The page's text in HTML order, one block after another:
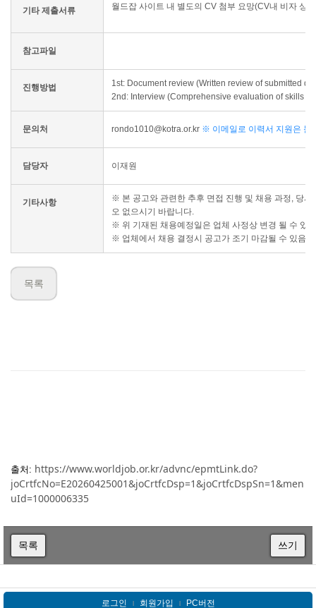
기타 제출서류 월드잡 사이트 내 별도의 CV 첨부 요망(CV내 비자 상
참고파일
진행방법
1st: Document review (Written review of submitted
2nd: Interview (Comprehensive evaluation of skills
문의처 rondo1010@kotra.or.kr ※ 이메일로 이력서 지원은 불
담당자 이재원
기타사항
※ 본 공고와 관련한 추후 면접 진행 및 채용 과정, 당
오 없으시기 바랍니다.
※ 위 기재된 채용예정일은 업체 사정상 변경 될 수 있
※ 업체에서 채용 결정시 공고가 조기 마감될 수 있음
목록
출처: https://www.worldjob.or.kr/advnc/epmtLink.do?
joCrtfcNo=E20260425001&joCrtfcDsp=1&joCrtfcDspSn=1&men
uId=1000006335
목록 쓰기
로그인 l 회원가입 l PC버전